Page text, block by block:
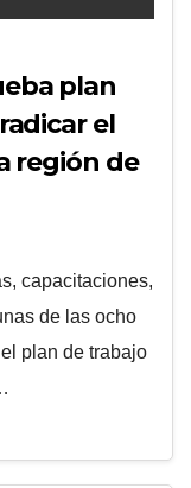
plan
el
región de
capacitaciones,
de las ocho
plan de trabajo